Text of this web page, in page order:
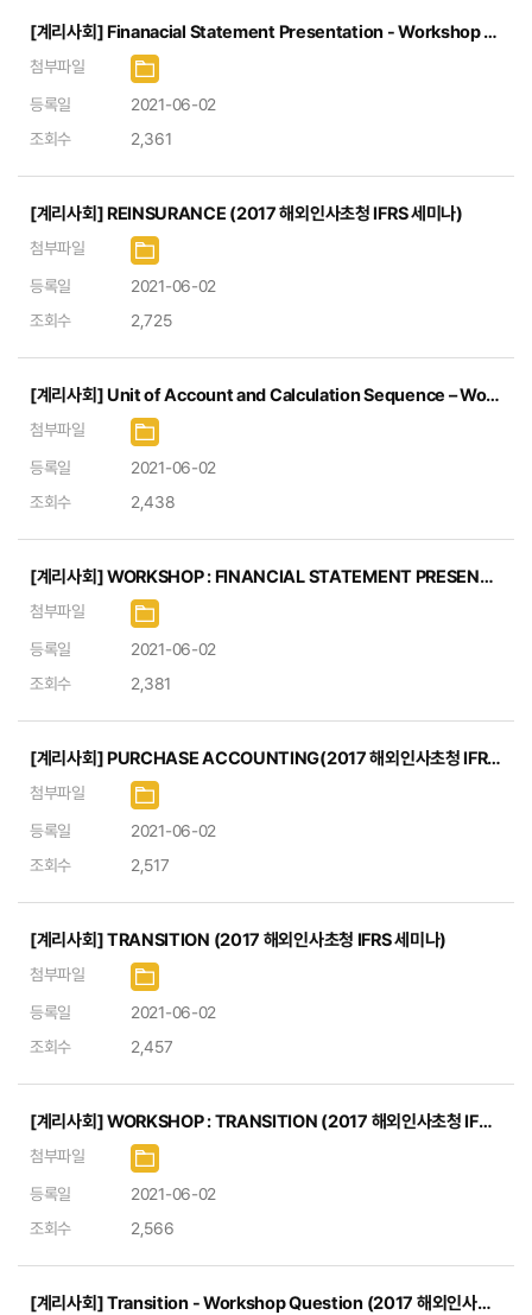
[계리사회] Finanacial Statement Presentation - Workshop (2017 해외인사초청 IFRS 세미나)
첨부파일
등록일
2021-06-02
조회수
2,361
[계리사회] REINSURANCE (2017 해외인사초청 IFRS 세미나)
첨부파일
등록일
2021-06-02
조회수
2,725
[계리사회] Unit of Account and Calculation Sequence – Workshop (2017 해외인사초청 IFRS 세미나)
첨부파일
등록일
2021-06-02
조회수
2,438
[계리사회] WORKSHOP : FINANCIAL STATEMENT PRESENTATION (2017 해외인사초청 IFRS 세미나)
첨부파일
등록일
2021-06-02
조회수
2,381
[계리사회] PURCHASE ACCOUNTING(2017 해외인사초청 IFRS 세미나)
첨부파일
등록일
2021-06-02
조회수
2,517
[계리사회] TRANSITION (2017 해외인사초청 IFRS 세미나)
첨부파일
등록일
2021-06-02
조회수
2,457
[계리사회] WORKSHOP : TRANSITION (2017 해외인사초청 IFRS 세미나)
첨부파일
등록일
2021-06-02
조회수
2,566
[계리사회] Transition - Workshop Question (2017 해외인사초청 IFRS 세미나)